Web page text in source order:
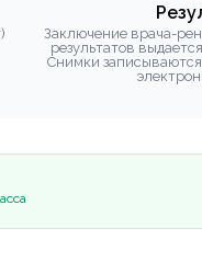
Заключение врача-
результатов
Снимки